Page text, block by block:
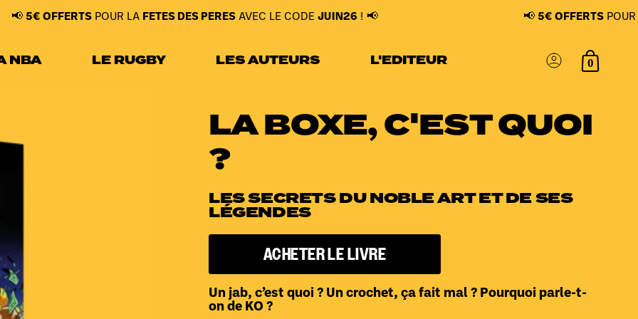
POUR LAFETES DES PERESAVEC LE CODEJUIN26! 📢 5€ OFFERTSPOUR LAFETES
NBA LE RUGBY LES AUTEURS L'EDITEUR Compte
0
LA BOXE, C'EST QUOI
?
LES SECRETS DU NOBLE ART ET DE SES
LÉGENDES
ACHETER LE LIVRE
Un jab, c’est quoi ? Un crochet, ça fait mal ? Pourquoi parle-t-
on de KO ?